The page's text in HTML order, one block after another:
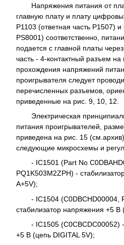
Напряжения питания от
главную плату и плату
Р1103 (ответная часть Р1507) и
PS8001) соответственно,
подается с главной платы
часть - 4-контактный разъем
прохождения напряжений
проигрывателя следует
перечисленных разъемов,
приведенные на рис. 9, 10, 12.
Электрическая
питания проигрывателей,
приведена на рис. 15
следующие микросхемы и
- IC1501 (Part No
PQ1K503M2ZPH) -
A+5V);
- IC1504 (C0DBCHD00004,
стабилизатор напряжения +5 В
- IC1505 (C0CBCDC00052)
+5 В (цепь DIGITAL 5V);